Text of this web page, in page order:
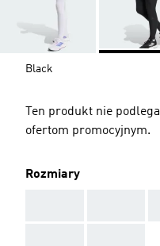
Black
Ten produkt nie
ofertom promocyjnym.
Rozmiary